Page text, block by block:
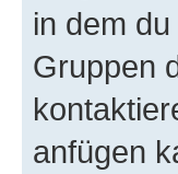
in dem
Gruppen
anfügen